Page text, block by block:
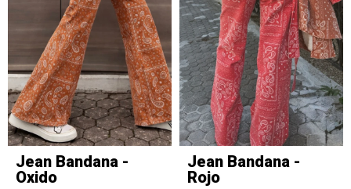
Jean Bandana -
Oxido
Jean Bandana -
Rojo